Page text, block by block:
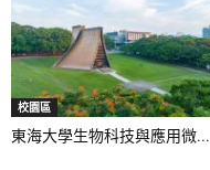
校園區
東海大學生物科技與應用微...